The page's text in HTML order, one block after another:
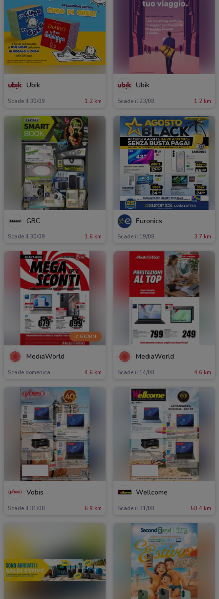
Ubik
Scade il 30/09 1.2 km
Ubik
Scade il 23/08 1.2 km
GBC
Scade il 30/09 1.6 km
Euronics
Scade il 19/08 3.7 km
-2 GIORNI
MediaWorld
Scade domenica 4.6 km
MediaWorld
Scade il 14/08 4.6 km
Vobis
Scade il 31/08 6.9 km
Wellcome
Scade il 31/08 58.4 km